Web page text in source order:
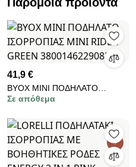
41,9 €
BYOX MINI ΠΟΔΗΛΑΤΟ
ΙΣΟΡΡΟΠΙΑΣ MINI RIDER
Σε απόθεμα